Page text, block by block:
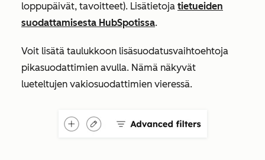
loppupäivät, tavoitteet). Lisätietoja tietueiden
suodattamisesta HubSpotissa.
Voit lisätä taulukkoon lisäsuodatusvaihtoehtoja
pikasuodattimien avulla. Nämä näkyvät
lueteltujen vakiosuodattimien vieressä.